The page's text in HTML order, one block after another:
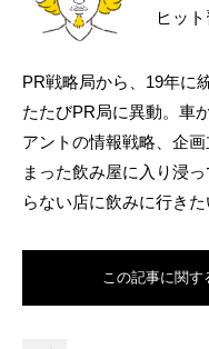
ヒッ
PR戦略局から、19年に
たたびPR局に異動。車
アントの情報戦略、企
まった飲み屋に入り浸
らない店に飲みに行き
この記事に関